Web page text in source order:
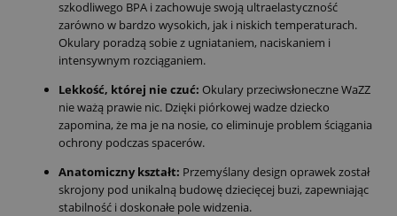
szkodliwego BPA i zachowuje swoją ultraelastyczność
zarówno w bardzo wysokich, jak i niskich temperaturach.
Okulary poradzą sobie z ugniataniem, naciskaniem i
intensywnym rozciąganiem.
Lekkość, której nie czuć: Okulary przeciwsłoneczne WaZZ
nie ważą prawie nic. Dzięki piórkowej wadze dziecko
zapomina, że ma je na nosie, co eliminuje problem ściągania
ochrony podczas spacerów.
Anatomiczny kształt: Przemyślany design oprawek został
skrojony pod unikalną budowę dziecięcej buzi, zapewniając
stabilność i doskonałe pole widzenia.